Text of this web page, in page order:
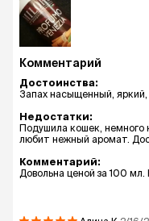
Комментарий
Достоинства:
Запах насыщенный, яркий,
Недостатки:
Подушила кошек, немного
любит нежный аромат.
Комментарий:
Довольна ценой за 100